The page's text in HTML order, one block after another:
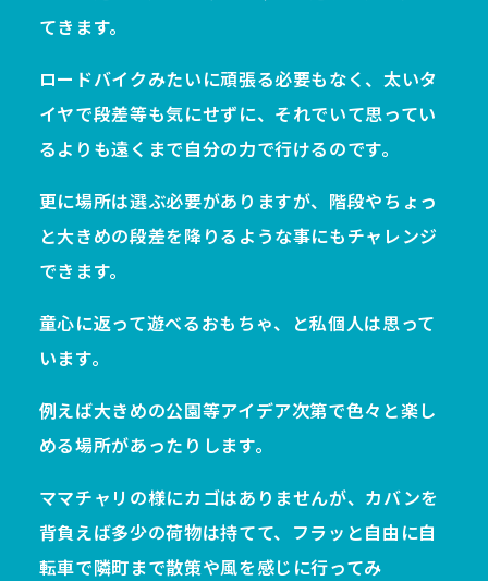
てきます。
ロードバイクみたいに頑張る必要もなく、太いタ
イヤで段差等も気にせずに、それでいて思ってい
るよりも遠くまで自分の力で行けるのです。
更に場所は選ぶ必要がありますが、階段やちょっ
と大きめの段差を降りるような事にもチャレンジ
できます。
童心に返って遊べるおもちゃ、と私個人は思って
います。
例えば大きめの公園等アイデア次第で色々と楽し
める場所があったりします。
ママチャリの様にカゴはありませんが、カバンを
背負えば多少の荷物は持てて、フラッと自由に自
転車で隣町まで散策や風を感じに行ってみ